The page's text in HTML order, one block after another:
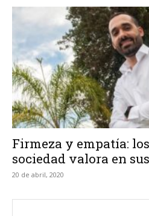
Firmeza y empatía:
sociedad valora en
20 de abril, 2020